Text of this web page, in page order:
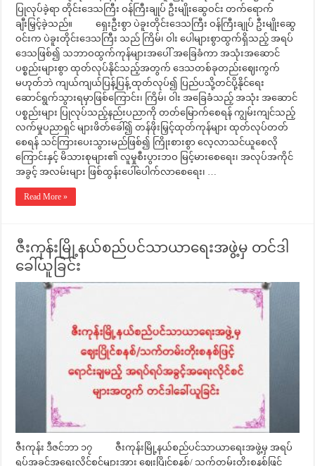
ပြုလုပ်ခဲ့ရာ တိုင်းဒေသကြီး ဝန်ကြီးချုပ် ဦးမျိုးဆွေဝင်း တက်ရောက်
ချီးမြှင့်ခဲ့သည်။ ရှေးဦးစွာ ပဲခူးတိုင်းဒေသကြီး ဝန်ကြီးချုပ် ဦးမျိုးဆွေ
ဝင်းက ပဲခူးတိုင်းဒေသကြီး သည် ကြိမ်၊ ဝါး ပေါများစွာထွက်ရှိသည့် အရပ်
ဒေသဖြစ်၍ သဘာဝထွက်ကုန်များအပေါ် အခြေခံကာ အသုံးအဆောင်
ပစ္စည်းများစွာ ထုတ်လုပ်နိုင်သည့်အတွက် ဒေသတစ်ခုတည်းဈေးကွက်
မဟုတ်ဘဲ ကျယ်ကျယ်ပြန့်ပြန့် ထုတ်လုပ်၍ ပြည်ပသို့တင်ပို့နိုင်ရေး
ဆောင်ရွက်သွားရမှာဖြစ်ကြောင်း၊ ကြိမ်၊ ဝါး အခြေခံသည့် အသုံး အဆောင်
ပစ္စည်းများ ပြုလုပ်သည့်နည်းပညာကို တတ်မြောက်စေရန် ကျွမ်းကျင်သည့်
လက်မှုပညာရှင် များဖိတ်ခေါ်၍ တန်ဖိုးမြှင့်ထုတ်ကုန်များ ထုတ်လုပ်တတ်
စေရန် သင်ကြားပေးသွားမည်ဖြစ်၍ ကြိုးစားစွာ လေ့လာသင်ယူစေလို
ကြောင်းနှင့် မိသားစုများ၏ လူမှုစီးပွားဘဝ မြင့်မားစေရေး၊ အလုပ်အကိုင်
အခွင့် အလမ်းများ ဖြစ်ထွန်းပေါ်ပေါက်လာစေရေး၊ …
Read More »
ဇီးကုန်းမြို့နယ်စည်ပင်သာယာရေးအဖွဲ့မှ တင်ဒါ
ခေါ်ယူခြင်း
ဇီးကုန်း ဒီဇင်ဘာ ၁၇ ဇီးကုန်းမြို့နယ်စည်ပင်သာယာရေးအဖွဲ့မှ အရပ်
ရပ်အခွင့်အရေးလိုင်စင်များအား ဈေးပြိုင်စနစ်/ သက်တမ်းတိုးစနစ်ဖြင့်